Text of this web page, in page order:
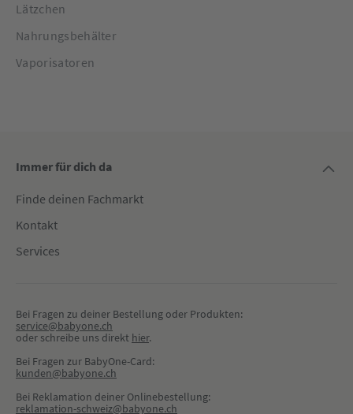
Lätzchen
Nahrungsbehälter
Vaporisatoren
Immer für dich da
Finde deinen Fachmarkt
Kontakt
Services
Bei Fragen zu deiner Bestellung oder Produkten:
service@babyone.ch
oder schreibe uns direkt hier.
Bei Fragen zur BabyOne-Card:
kunden@babyone.ch
Bei Reklamation deiner Onlinebestellung:
reklamation-schweiz@babyone.ch